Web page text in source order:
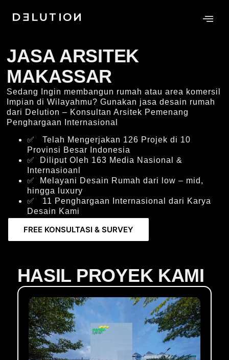
JASA ARSITEK
MAKASSAR
Sedang Ingin membangun rumah atau area komersil
Impian di Wilayahmu? Gunakan jasa desain rumah
dari Delution – Konsultan Arsitek Pemenang
Penghargaan Internasional
✅ Telah Mengerjakan 126 Projek di 10
Provinsi Besar Indonesia
✅ Diliput Oleh 163 Media Nasional &
Internasioanl
✅ Melayani Desain Rumah dari low – mid,
hingga luxury
✅ 11 Penghargaan Internasional dari Karya
Desain Kami
FREE KONSULTASI & SURVEY
HASIL PROYEK KAMI